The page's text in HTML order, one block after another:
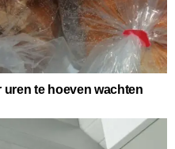
te hoeven wachten